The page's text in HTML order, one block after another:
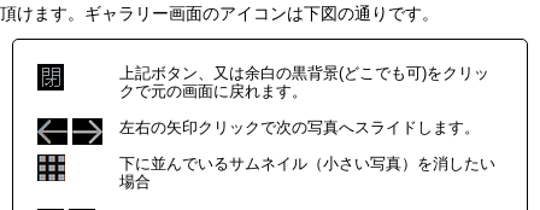
頂けます。ギャラリー画面のアイコンは下図の通りです。
上記ボタン、又は余白の黒背景(どこでも可)をクリッ
クで元の画面に戻れます。
左右の矢印クリックで次の写真へスライドします。
下に並んでいるサムネイル（小さい写真）を消したい
場合